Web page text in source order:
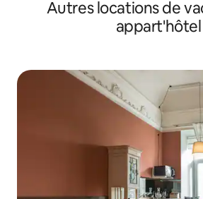
en bord de mer.
Autres locations de
appart'hôtel